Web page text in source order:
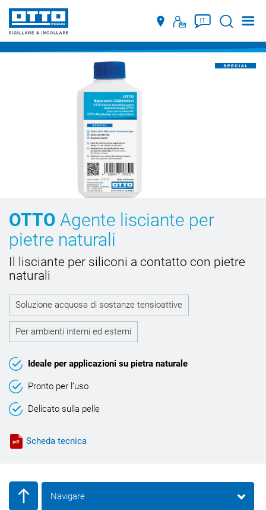
IT Suche
OTTO Agente lisciante per
pietre naturali
Il lisciante per siliconi a contatto con pietre
naturali
Soluzione acquosa di sostanze tensioattive
Per ambienti interni ed esterni
Ideale per applicazioni su pietra naturale
Pronto per l’uso
Delicato sulla pelle
Scheda tecnica
Navigare